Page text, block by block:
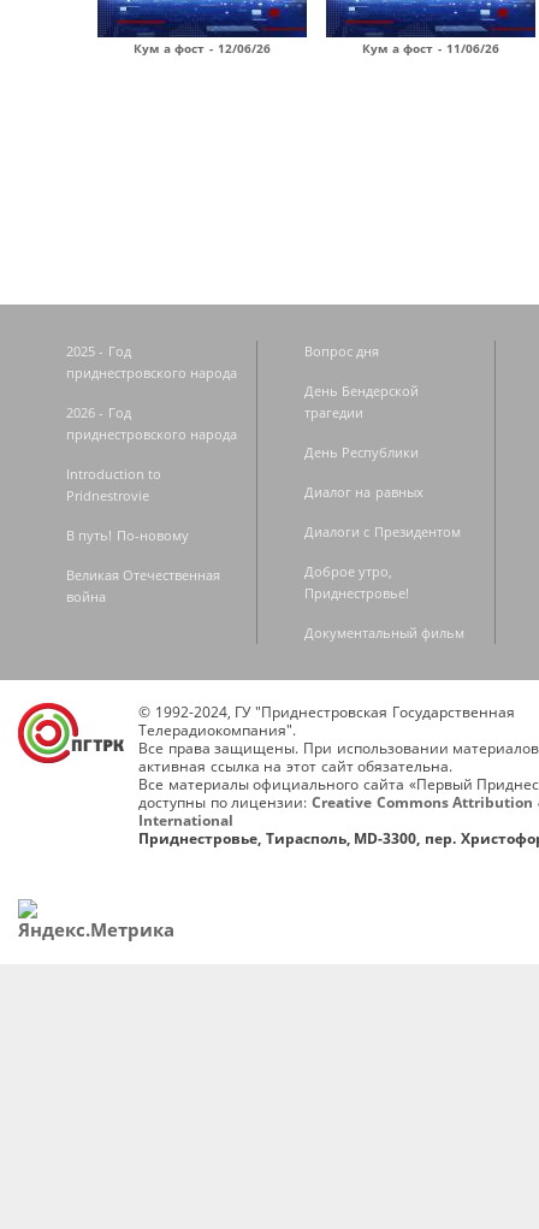
Кум а фост - 12/06/26 Кум а фост - 11/06/26
2025 - Год
приднестровского народа
2026 - Год
приднестровского народа
Introduction to
Pridnestrovie
В путь! По-новому
Великая Отечественная
война
Вопрос дня
День Бендерской
трагедии
День Республики
Диалог на равных
Диалоги с Президентом
Доброе утро,
Приднестровье!
Документальный фильм
© 1992-2024, ГУ "Приднестровская Государственная
Телерадиокомпания".
Все права защищены. При использовании
активная ссылка на этот сайт обязательна.
Все материалы официального сайта «Первый
доступны по лицензии: Creative Commons Attribution
International
Приднестровье, Тирасполь, MD-3300, пер.